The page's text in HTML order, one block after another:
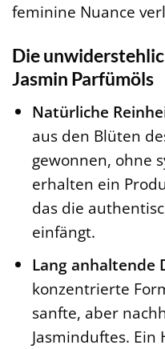
feminine Nuance
Die
Jasmin Parfümöls
Natürliche
aus den Blüten
gewonnen, ohne
erhalten ein
das die
einfängt.
Lang
konzentrierte
sanfte, aber
Jasminduftes. Ein